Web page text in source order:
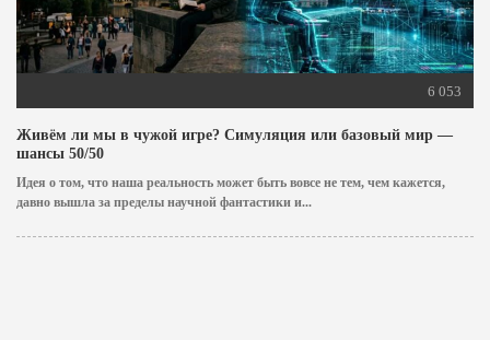
6 053
Живём ли мы в чужой игре? Симуляция или базовый мир —
шансы 50/50
Идея о том, что наша реальность может быть вовсе не тем, чем кажется,
давно вышла за пределы научной фантастики и...